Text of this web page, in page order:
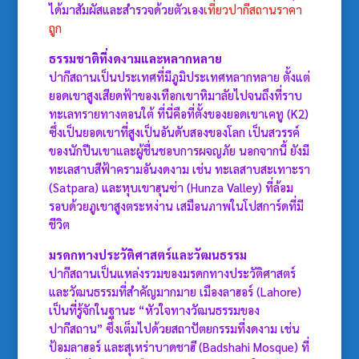
ได้มาสัมผัสและสำรวจด้วยตัวเองเที่ยวปากีสถานราคา
ถูก
ธรรมชาติที่งดงามและหลากหลาย
ปากีสถานเป็นประเทศที่มีภูมิประเทศหลากหลาย ตั้งแต่
ยอดเขาสูงเสียดฟ้าของเทือกเขาหิมาลัยไปจนถึงที่ราบ
ทะเลทรายทางตอนใต้ ที่นี่คือที่ตั้งของยอดเขาเคทู (K2)
ซึ่งเป็นยอดเขาที่สูงเป็นอันดับสองของโลก เป็นสวรรค์
ของนักปีนเขาและผู้ชื่นชอบการผจญภัย นอกจากนี้ ยังมี
ทะเลสาบสีฟ้าครามอันงดงาม เช่น ทะเลสาบสะเทาะรา
(Satpara) และหุบเขาฮุนซ่า (Hunza Valley) ที่ล้อม
รอบด้วยภูเขาสูงตระหง่าน เสมือนภาพในโปสการ์ดที่มี
ชีวิต
มรดกทางประวัติศาสตร์และวัฒนธรรม
ปากีสถานเป็นแหล่งรวมของมรดกทางประวัติศาสตร์
และวัฒนธรรมที่สำคัญมากมาย เมืองลาฮอร์ (Lahore)
เป็นที่รู้จักในฐานะ “หัวใจทางวัฒนธรรมของ
ปากีสถาน” ซึ่งเต็มไปด้วยสถาปัตยกรรมที่งดงาม เช่น
ป้อมลาฮอร์ และสุเหร่าบาดชาฮี (Badshahi Mosque) ที่